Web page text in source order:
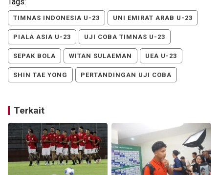
TIMNAS INDONESIA U-23 UNI EMIRAT ARAB U-23
PIALA ASIA U-23 UJI COBA TIMNAS U-23
SEPAK BOLA WITAN SULAEMAN UEA U-23
SHIN TAE YONG PERTANDINGAN UJI COBA
Terkait